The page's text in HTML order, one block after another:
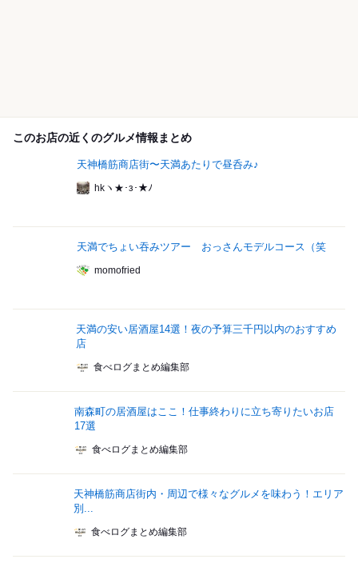
このお店の近くのグルメ情報まとめ
天神橋筋商店街〜天満あたりで昼呑み♪
hkヽ★･з･★ﾉ
天満でちょい吞みツアー おっさんモデルコース（笑
momofried
天満の安い居酒屋14選！夜の予算三千円以内のおすすめ
店
食べログまとめ編集部
南森町の居酒屋はここ！仕事終わりに立ち寄りたいお店
17選
食べログまとめ編集部
天神橋筋商店街内・周辺で様々なグルメを味わう！エリア
別...
食べログまとめ編集部